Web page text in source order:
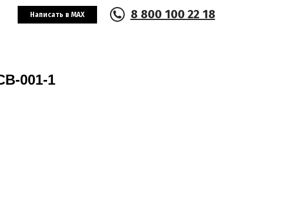
8 800 100 22 18
Написать в MAX
001-1